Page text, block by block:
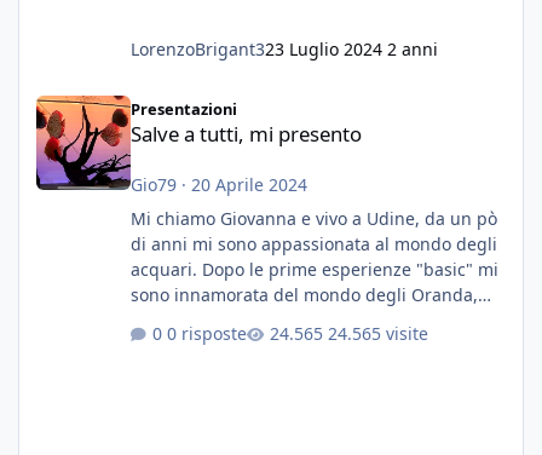
LorenzoBrigant323 Luglio 2024 2 anni
Salve a tutti, mi presento
Presentazioni
Salve a tutti, mi presento
Gio79· 20 Aprile 2024
Mi chiamo Giovanna e vivo a Udine, da un pò
di anni mi sono appassionata al mondo degli
acquari. Dopo le prime esperienze "basic" mi
sono innamorata del mondo degli Oranda,
E' stata una bella scuola per quanto riguarda
0 risposte 24.565 visite